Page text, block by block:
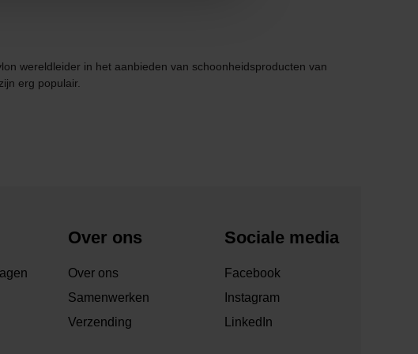
wereldleider in het aanbieden van schoonheidsproducten van
erg populair.
Over ons
Over ons
Samenwerken
Verzending
Sociale media
Facebook
Instagram
LinkedIn